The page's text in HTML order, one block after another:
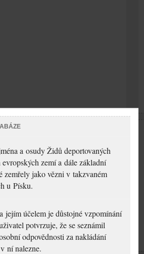
a osudy Židů deportovaných
zemí a dále základní
zemřely jako vězni v takzvaném
u Písku.
jejím účelem je důstojné vzpomínání
potvrzuje, že se seznámil
odpovědnosti za nakládání
ní nalezne.